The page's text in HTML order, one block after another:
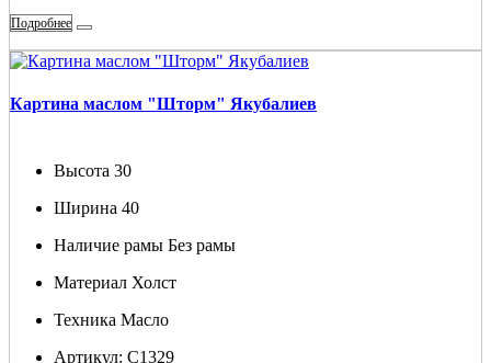
Подробнее
Картина маслом "Шторм" Якубалиев
Высота 30
Ширина 40
Наличие рамы Без рамы
Материал Холст
Техника Масло
Артикул: С1329